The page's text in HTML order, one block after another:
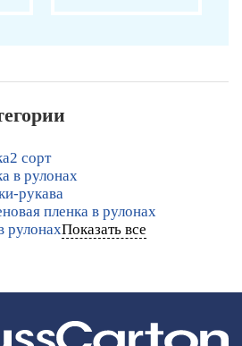
2 сорт
в рулонах
рукава
пленка в рулонах
рулонахПоказать все